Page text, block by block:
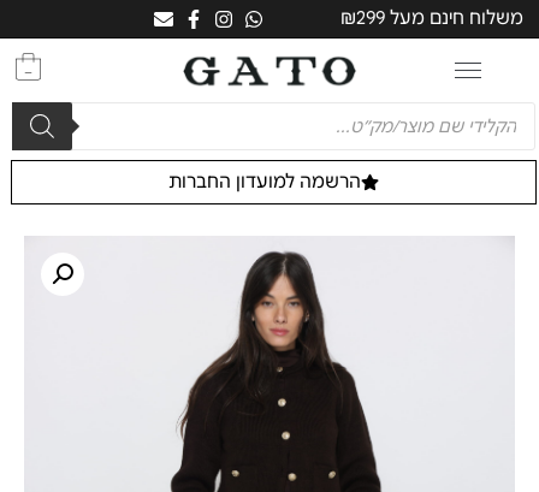
משלוח חינם מעל ₪299
0
הרשמה למועדון החברות